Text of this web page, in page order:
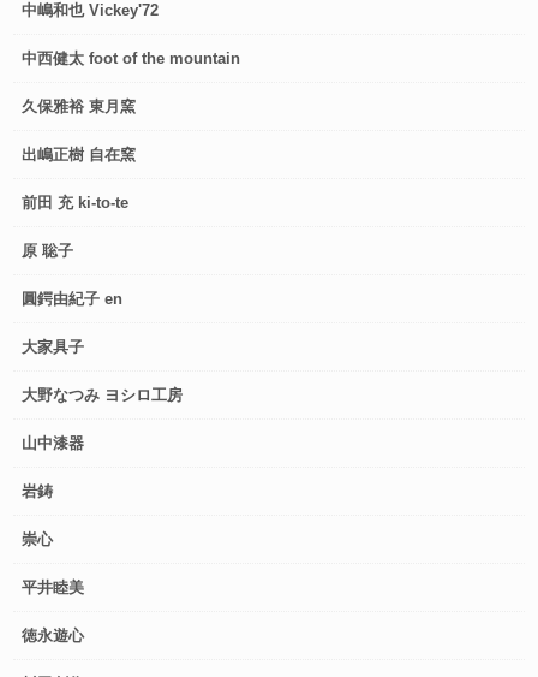
中嶋和也 Vickey'72
中西健太 foot of the mountain
久保雅裕 東月窯
出嶋正樹 自在窯
前田 充 ki-to-te
原 聡子
圓鍔由紀子 en
大家具子
大野なつみ ヨシロ工房
山中漆器
岩鋳
崇心
平井睦美
徳永遊心